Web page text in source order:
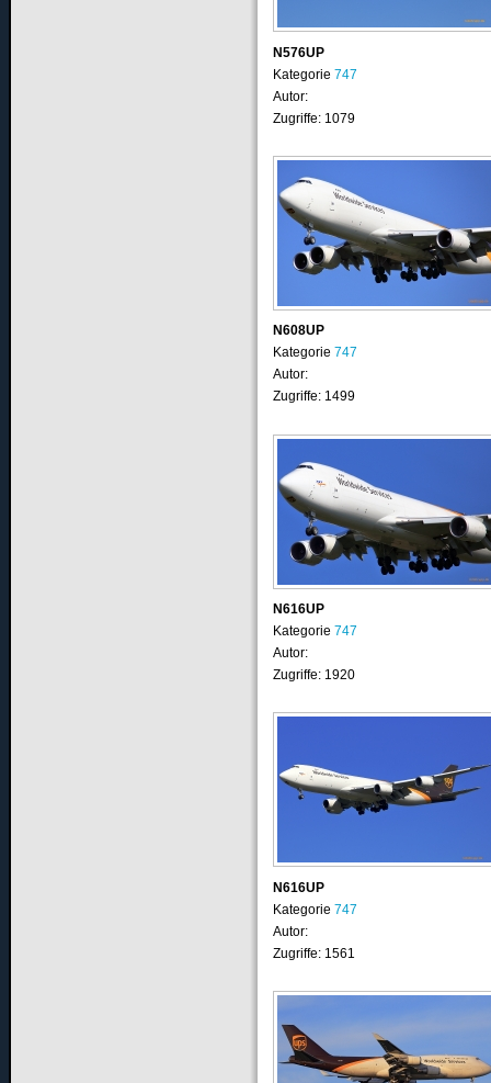
N576UP
Kategorie747
Autor:
Zugriffe: 1079
N608UP
Kategorie747
Autor:
Zugriffe: 1499
N616UP
Kategorie747
Autor:
Zugriffe: 1920
N616UP
Kategorie747
Autor:
Zugriffe: 1561